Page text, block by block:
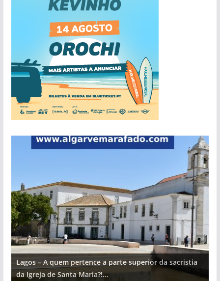
Lagos – A quem pertence a parte superior da sacristia
da Igreja de Santa Maria?!…